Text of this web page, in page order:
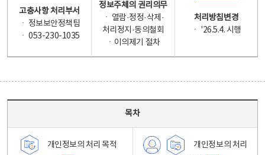
고충사항 처리부서
ㆍ 정보보안정책팀
ㆍ 053-230-1035
정보주체의 권리의무
ㆍ 열람·정정·삭제·
처리정지·동의철회
ㆍ이의제기 절차
처리방침변경
ㆍ '26.5.4. 시행
목차
개인정보의 처리 목적
개인정보의 처리